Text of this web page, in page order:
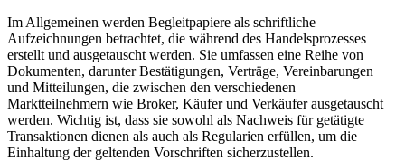
Im Allgemeinen werden Begleitpapiere als schriftliche
Aufzeichnungen betrachtet, die während des Handelsprozesses
erstellt und ausgetauscht werden. Sie umfassen eine Reihe von
Dokumenten, darunter Bestätigungen, Verträge, Vereinbarungen
und Mitteilungen, die zwischen den verschiedenen
Marktteilnehmern wie Broker, Käufer und Verkäufer ausgetauscht
werden. Wichtig ist, dass sie sowohl als Nachweis für getätigte
Transaktionen dienen als auch als Regularien erfüllen, um die
Einhaltung der geltenden Vorschriften sicherzustellen.